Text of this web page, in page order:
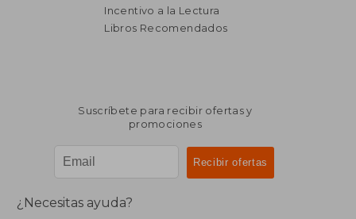
$ 2.010
$ 1.005
Incentivo a la Lectura
Libros Recomendados
Suscríbete para recibir ofertas y
promociones
¿Necesitas ayuda?